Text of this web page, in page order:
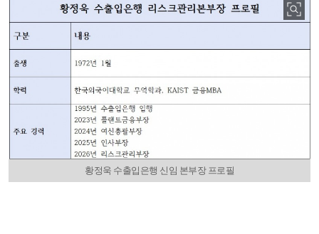
황정욱 수출입은행 신임 본부장 프로필